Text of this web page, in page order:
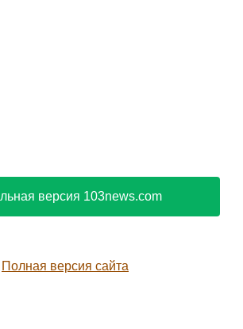
версия 103news.com
Полная версия сайта